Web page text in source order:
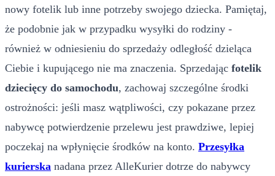
nowy fotelik lub inne potrzeby swojego dziecka. Pamiętaj,
że podobnie jak w przypadku wysyłki do rodziny -
również w odniesieniu do sprzedaży odległość dzieląca
Ciebie i kupującego nie ma znaczenia. Sprzedając fotelik
dziecięcy do samochodu, zachowaj szczególne środki
ostrożności: jeśli masz wątpliwości, czy pokazane przez
nabywcę potwierdzenie przelewu jest prawdziwe, lepiej
poczekaj na wpłynięcie środków na konto. Przesyłka
kurierska nadana przez AlleKurier dotrze do nabywcy